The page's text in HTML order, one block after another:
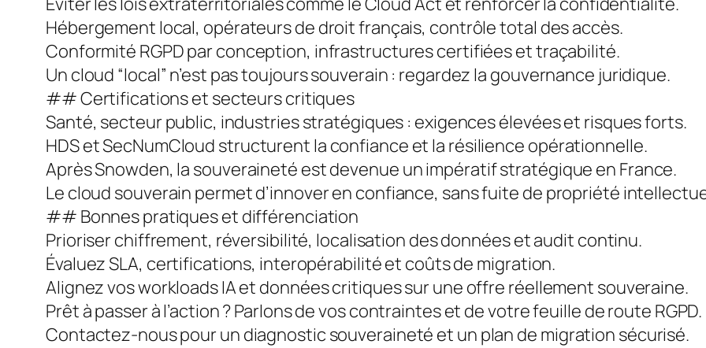
Hébergement local, opérateurs de droit français, contrôle total des accès.
Conformité RGPD par conception, infrastructures certifiées et traçabilité.
Un cloud “local” n’est pas toujours souverain : regardez la gouvernance juridique.
## Certifications et secteurs critiques
Santé, secteur public, industries stratégiques : exigences élevées et risques forts.
HDS et SecNumCloud structurent la confiance et la résilience opérationnelle.
Après Snowden, la souveraineté est devenue un impératif stratégique en France.
Le cloud souverain permet d’innover en confiance, sans fuite de propriété
## Bonnes pratiques et différenciation
Prioriser chiffrement, réversibilité, localisation des données et audit continu.
Évaluez SLA, certifications, interopérabilité et coûts de migration.
Alignez vos workloads IA et données critiques sur une offre réellement souveraine.
Prêt à passer à l’action ? Parlons de vos contraintes et de votre feuille de route RGPD.
Contactez-nous pour un diagnostic souveraineté et un plan de migration sécurisé.